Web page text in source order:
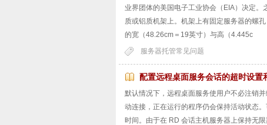
业界团体的美国电子工业协会（EIA）决定
质或铝质机架上。机架上有固定服务器的
的宽（48.26cm＝19英寸）与高（4.445c
服务器托管常见问题
配置远程桌面服务会话的超时设置
默认情况下，远程桌面服务使用户不必注销
动连接，正在运行的程序仍会保持活动状态
时间。由于在 RD 会话主机服务器上保持无